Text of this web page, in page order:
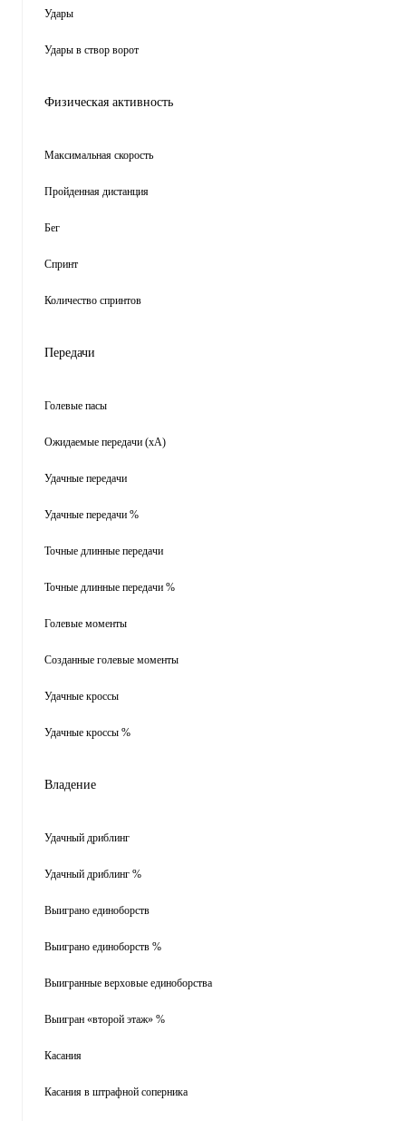
Удары
Удары в створ ворот
Физическая активность
Максимальная скорость
Пройденная дистанция
Бег
Спринт
Количество спринтов
Передачи
Голевые пасы
Ожидаемые передачи (xA)
Удачные передачи
Удачные передачи %
Точные длинные передачи
Точные длинные передачи %
Голевые моменты
Созданные голевые моменты
Удачные кроссы
Удачные кроссы %
Владение
Удачный дриблинг
Удачный дриблинг %
Выиграно единоборств
Выиграно единоборств %
Выигранные верховые единоборства
Выигран «второй этаж» %
Касания
Касания в штрафной соперника